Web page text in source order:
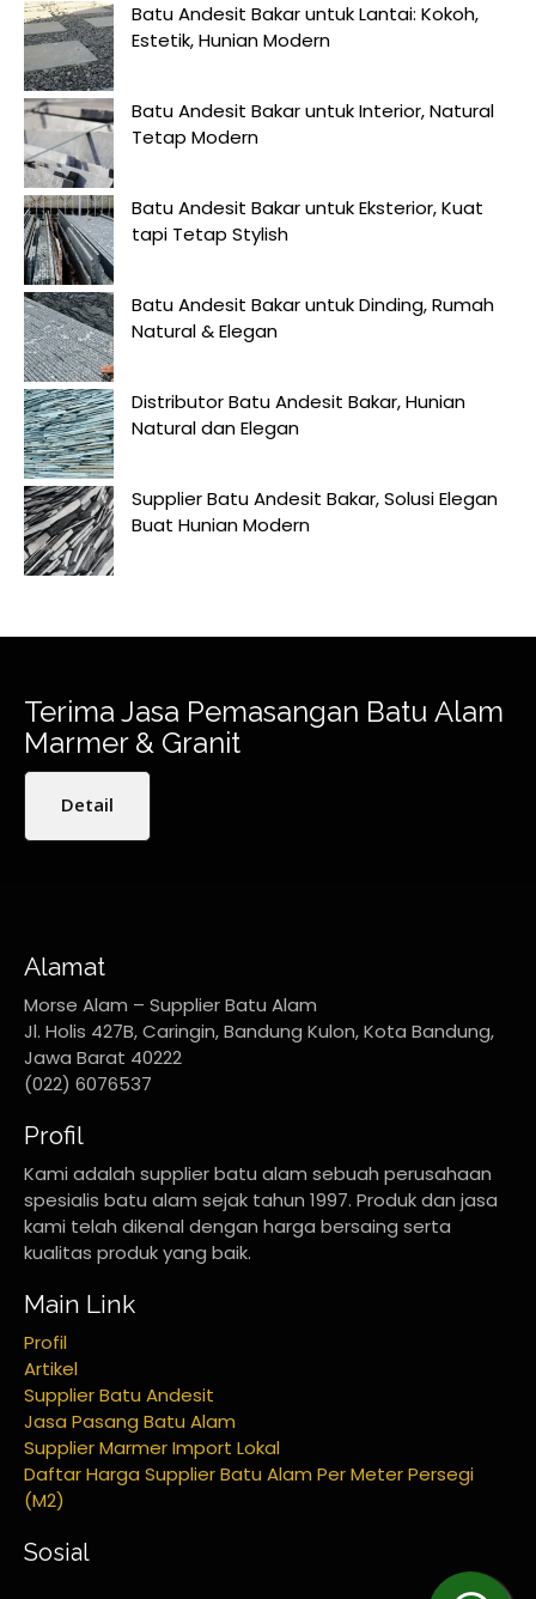
Batu Andesit Bakar untuk Lantai: Kokoh,
Estetik, Hunian Modern
Batu Andesit Bakar untuk Interior, Natural
Tetap Modern
Batu Andesit Bakar untuk Eksterior, Kuat
tapi Tetap Stylish
Batu Andesit Bakar untuk Dinding, Rumah
Natural & Elegan
Distributor Batu Andesit Bakar, Hunian
Natural dan Elegan
Supplier Batu Andesit Bakar, Solusi Elegan
Buat Hunian Modern
Terima Jasa Pemasangan Batu Alam
Marmer & Granit
Detail
Alamat
Morse Alam – Supplier Batu Alam
Jl. Holis 427B, Caringin, Bandung Kulon, Kota Bandung,
Jawa Barat 40222
(022) 6076537
Profil
Kami adalah supplier batu alam sebuah perusahaan
spesialis batu alam sejak tahun 1997. Produk dan jasa
kami telah dikenal dengan harga bersaing serta
kualitas produk yang baik.
Main Link
Profil
Artikel
Supplier Batu Andesit
Jasa Pasang Batu Alam
Supplier Marmer Import Lokal
Daftar Harga Supplier Batu Alam Per Meter Persegi
(M2)
Sosial